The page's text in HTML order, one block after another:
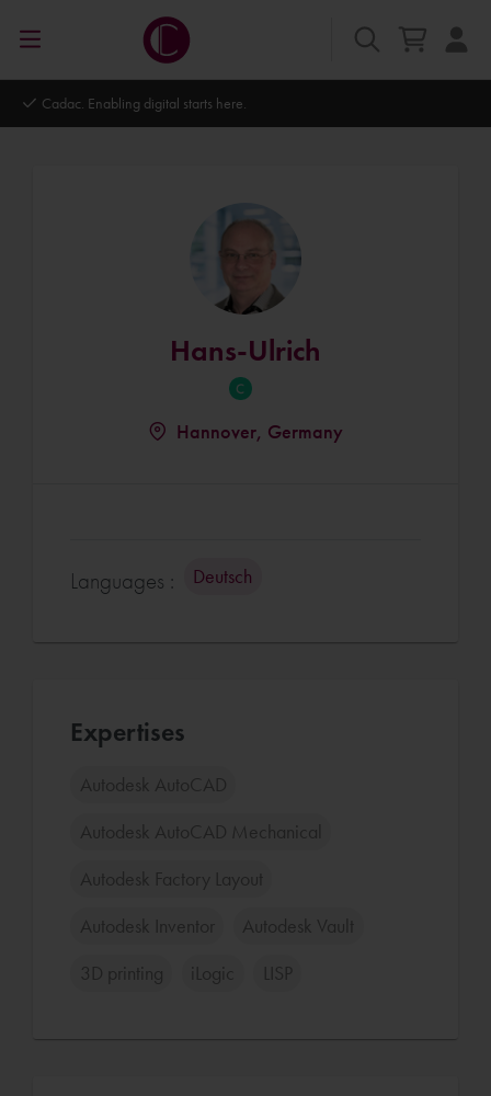
digital starts here.
Hans-Ulrich
Hannover, Germany
Languages : Deutsch
Expertises
Autodesk AutoCAD
Autodesk AutoCAD Mechanical
Autodesk Factory Layout
Autodesk Inventor Autodesk Vault
3D printing iLogic LISP